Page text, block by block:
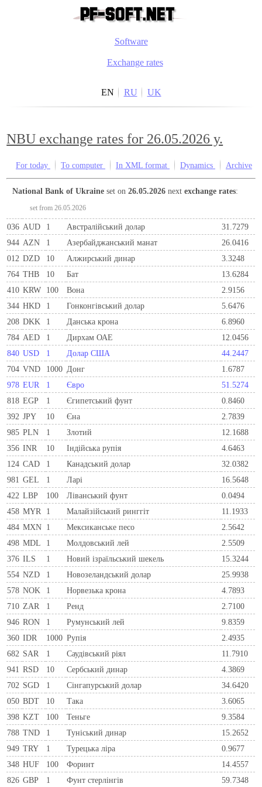
Software
Exchange rates
EN RU UK
NBU exchange rates for 26.05.2026 y.
For today To computer In XML format Dynamics Archive
National Bank of Ukraine set on26.05.2026 nextexchange rates:
set from 26.05.2026
036 AUD 1 Австралійський долар
31.7279
944 AZN 1 Азербайджанський манат
26.0416
012 DZD 10 Алжирський динар
3.3248
764 THB 10 Бат
13.6284
410 KRW 100 Вона
2.9156
344 HKD 1 Гонконгівський долар
5.6476
208 DKK 1 Данська крона
6.8960
784 AED 1 Дирхам ОАЕ
12.0456
840 USD 1 Долар США
44.2447
704 VND 1000 Донг
1.6787
978 EUR 1 Євро
51.5274
818 EGP 1 Єгипетський фунт
0.8460
392 JPY 10 Єна
2.7839
985 PLN 1 Злотий
12.1688
356 INR 10 Індійська рупія
4.6463
124 CAD 1 Канадський долар
32.0382
981 GEL 1 Ларi
16.5648
422 LBP 100 Ліванський фунт
0.0494
458 MYR 1 Малайзійський ринггіт
11.1933
484 MXN 1 Мексиканське песо
2.5642
498 MDL 1 Молдовський лей
2.5509
376 ILS 1 Новий ізраїльський шекель
15.3244
554 NZD 1 Новозеландський долар
25.9938
578 NOK 1 Норвезька крона
4.7893
710 ZAR 1 Ренд
2.7100
946 RON 1 Румунський лей
9.8359
360 IDR 1000 Рупія
2.4935
682 SAR 1 Саудівський ріял
11.7910
941 RSD 10 Сербський динар
4.3869
702 SGD 1 Сінгапурський долар
34.6420
050 BDT 10 Така
3.6065
398 KZT 100 Теньге
9.3584
788 TND 1 Туніський динар
15.2652
949 TRY 1 Турецька ліра
0.9677
348 HUF 100 Форинт
14.4557
826 GBP 1 Фунт стерлінгів 59.7348